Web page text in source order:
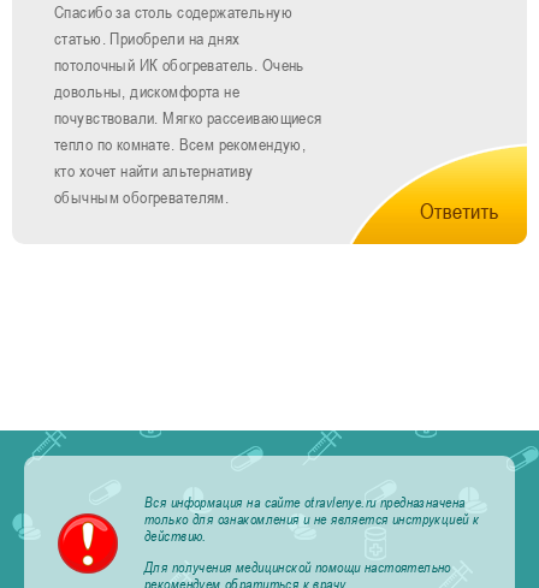
Спасибо за столь содержательную
статью. Приобрели на днях
потолочный ИК обогреватель. Очень
довольны, дискомфорта не
почувствовали. Мягко рассеивающиеся
тепло по комнате. Всем рекомендую,
кто хочет найти альтернативу
обычным обогревателям.
Вся информация на сайте otravlenye.ru предназначена
только для ознакомления и не является инструкцией к
действию.
Для получения медицинской помощи настоятельно
рекомендуем обратиться к врачу.